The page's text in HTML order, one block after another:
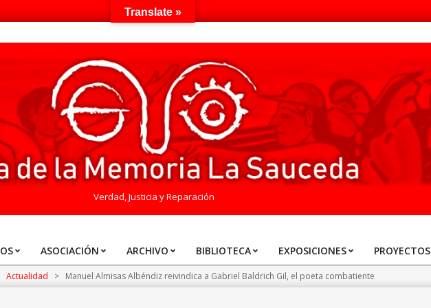
Verdad, Justicia y Reparación
ASOCIACIÓN ARCHIVO BIBLIOTECA EXPOSICIONES PROYECTOS
Actualidad > Manuel Almisas Albéndiz reivindica a Gabriel Baldrich Gil, el poeta combatiente
Translate »